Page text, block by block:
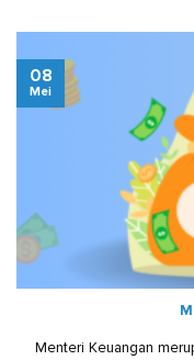
Menteri Keuangan
08
Mei